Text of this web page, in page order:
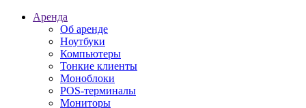
Аренда
Об аренде
Ноутбуки
Компьютеры
Тонкие клиенты
Моноблоки
POS-терминалы
Мониторы